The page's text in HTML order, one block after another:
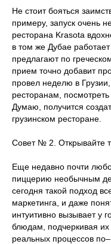
Не стоит бояться
примеру, запуск очень
ресторана Krasota
в том же Дубае
предлагают по
прием точно добавит
провел неделю в
ресторанам,
Думаю, получится
грузинском ресторане.
Совет № 2. Открывайте
Еще недавно почти
пиццерию необычным
сегодня такой подход
маркетинга, и даже
интуитивно вызывает у
блюдам, подчеркивая
реальных процессов